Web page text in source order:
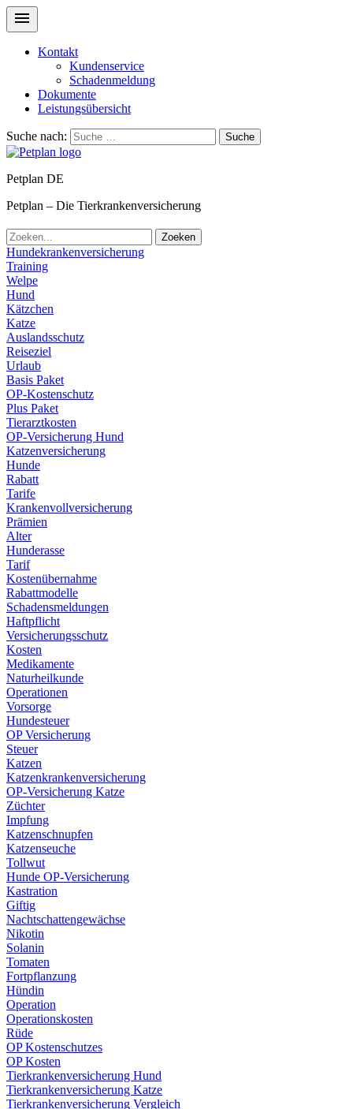
Kontakt
Kundenservice
Schadenmeldung
Dokumente
Leistungsübersicht
Suche nach: Suche
Petplan DE
Petplan – Die Tierkrankenversicherung
Zoeken
Hundekrankenversicherung
Training
Welpe
Hund
Kätzchen
Katze
Auslandsschutz
Reiseziel
Urlaub
Basis Paket
OP-Kostenschutz
Plus Paket
Tierarztkosten
OP-Versicherung Hund
Katzenversicherung
Hunde
Rabatt
Tarife
Krankenvollversicherung
Prämien
Alter
Hunderasse
Tarif
Kostenübernahme
Rabattmodelle
Schadensmeldungen
Haftpflicht
Versicherungsschutz
Kosten
Medikamente
Naturheilkunde
Operationen
Vorsorge
Hundesteuer
OP Versicherung
Steuer
Katzen
Katzenkrankenversicherung
OP-Versicherung Katze
Züchter
Impfung
Katzenschnupfen
Katzenseuche
Tollwut
Hunde OP-Versicherung
Kastration
Giftig
Nachtschattengewächse
Nikotin
Solanin
Tomaten
Fortpflanzung
Hündin
Operation
Operationskosten
Rüde
OP Kostenschutzes
OP Kosten
Tierkrankenversicherung Hund
Tierkrankenversicherung Katze
Tierkrankenversicherung Vergleich